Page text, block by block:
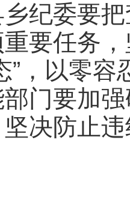
纪委要
要任务
”，以零
门要加
决防止